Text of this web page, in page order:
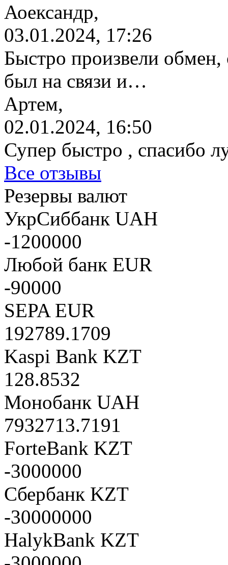
Аоександр,
03.01.2024, 17:26
Быстро произвели обмен,
был на связи и…
Артем,
02.01.2024, 16:50
Супер быстро , спасибо
Все отзывы
Резервы валют
УкрСиббанк UAH
-1200000
Любой банк EUR
-90000
SEPA EUR
192789.1709
Kaspi Bank KZT
128.8532
Монобанк UAH
7932713.7191
ForteBank KZT
-3000000
Сбербанк KZT
-30000000
HalykBank KZT